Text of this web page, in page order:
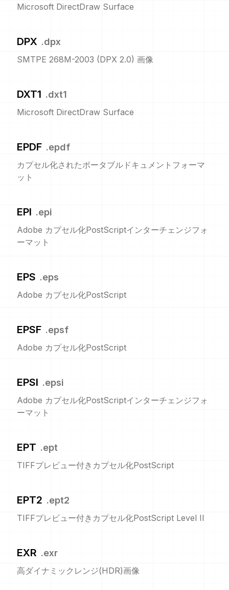
Microsoft DirectDraw Surface
DPX .dpx
SMTPE 268M-2003 (DPX 2.0) 画像
DXT1 .dxt1
Microsoft DirectDraw Surface
EPDF .epdf
カプセル化されたポータブルドキュメントフォーマ
ット
EPI .epi
Adobe カプセル化PostScriptインターチェンジフォ
ーマット
EPS .eps
Adobe カプセル化PostScript
EPSF .epsf
Adobe カプセル化PostScript
EPSI .epsi
Adobe カプセル化PostScriptインターチェンジフォ
ーマット
EPT .ept
TIFFプレビュー付きカプセル化PostScript
EPT2 .ept2
TIFFプレビュー付きカプセル化PostScript Level II
EXR .exr
高ダイナミックレンジ(HDR)画像